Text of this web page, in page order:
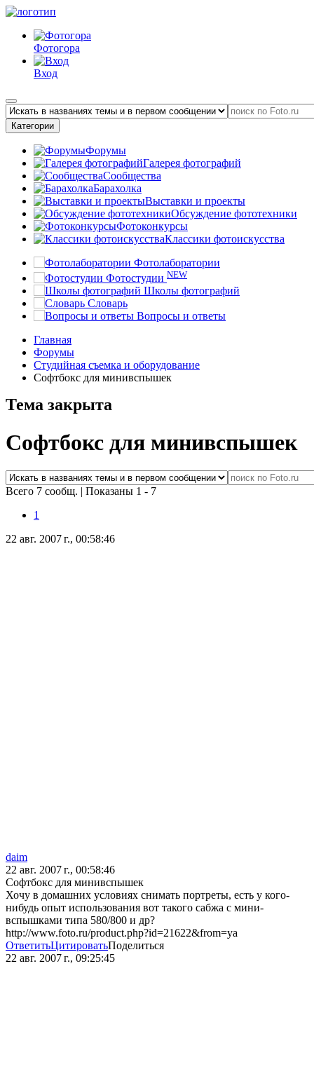
Фотогора
Вход
Категории
Форумы
Галерея фотографий
Сообщества
Барахолка
Выставки и проекты
Обсуждение фототехники
Фотоконкурсы
Классики фотоискусства
Фотолаборатории
Фотостудии NEW
Школы фотографий
Словарь
Вопросы и ответы
Главная
Форумы
Студийная съемка и оборудование
Софтбокс для минивспышек
Тема закрыта
Софтбокс для минивспышек
Всего 7 сообщ. | Показаны 1 - 7
1
22 авг. 2007 г., 00:58:46
daim
22 авг. 2007 г., 00:58:46
Софтбокс для минивспышек
Хочу в домашних условиях снимать портреты, есть у кого-
нибудь опыт использования вот такого сабжа с мини-
вспышками типа 580/800 и др?
http://www.foto.ru/product.php?id=21622&from=ya
ОтветитьЦитироватьПоделиться
22 авг. 2007 г., 09:25:45